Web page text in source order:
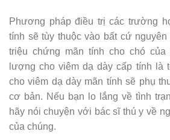
Phương pháp điều trị các trường
tính sẽ tùy thuộc vào bất cứ
triệu chứng mãn tính cho chó
lượng cho viêm dạ dày cấp tính là
cho viêm dạ dày mãn tính sẽ phụ
cơ bản. Nếu bạn lo lắng về tình
hãy nói chuyện với bác sĩ thú y về
của chúng.